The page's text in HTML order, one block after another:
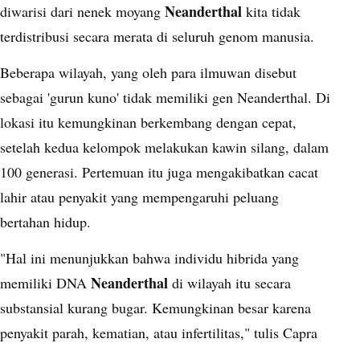
diwarisi dari nenek moyang Neanderthal kita tidak
terdistribusi secara merata di seluruh genom manusia.
Beberapa wilayah, yang oleh para ilmuwan disebut
sebagai 'gurun kuno' tidak memiliki gen Neanderthal. Di
lokasi itu kemungkinan berkembang dengan cepat,
setelah kedua kelompok melakukan kawin silang, dalam
100 generasi. Pertemuan itu juga mengakibatkan cacat
lahir atau penyakit yang mempengaruhi peluang
bertahan hidup.
"Hal ini menunjukkan bahwa individu hibrida yang
memiliki DNA Neanderthal di wilayah itu secara
substansial kurang bugar. Kemungkinan besar karena
penyakit parah, kematian, atau infertilitas," tulis Capra